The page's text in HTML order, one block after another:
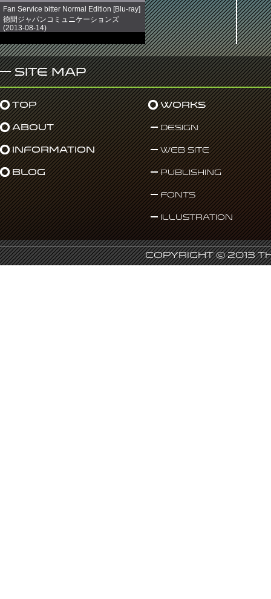
Fan Service bitter Normal Edition [Blu-ray]
徳間ジャパンコミュニケーションズ
(2013-08-14)
Site Map
Top
About
Information
Blog
Works
Design
Web Site
Publishing
Fonts
Illustration
Copyright © 2013